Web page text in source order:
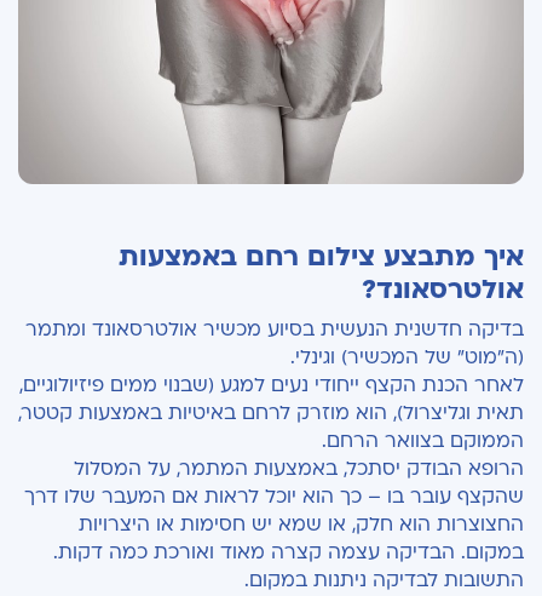
איך מתבצע צילום רחם באמצעות
אולטרסאונד?
בדיקה חדשנית הנעשית בסיוע מכשיר אולטרסאונד ומתמר
(ה"מוט" של המכשיר) וגינלי.
לאחר הכנת הקצף ייחודי נעים למגע (שבנוי ממים פיזיולוגיים,
תאית וגליצרול), הוא מוזרק לרחם באיטיות באמצעות קטטר,
הממוקם בצוואר הרחם.
הרופא הבודק יסתכל, באמצעות המתמר, על המסלול
שהקצף עובר בו – כך הוא יוכל לראות אם המעבר שלו דרך
החצוצרות הוא חלק, או שמא יש חסימות או היצרויות
במקום. הבדיקה עצמה קצרה מאוד ואורכת כמה דקות.
התשובות לבדיקה ניתנות במקום.